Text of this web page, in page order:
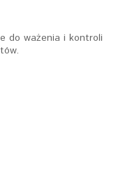
do ważenia i kontroli